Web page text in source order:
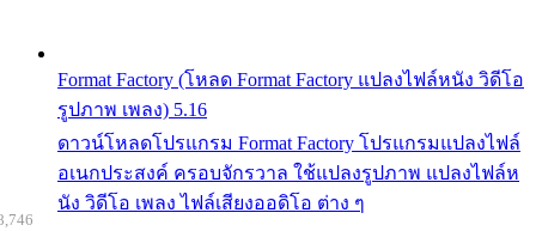
Format Factory (โหลด Format Factory แปลงไฟล์หนัง วิดีโอ
รูปภาพ เพลง) 5.16
ดาวน์โหลดโปรแกรม Format Factory โปรแกรมแปลงไฟล์
อเนกประสงค์ ครอบจักรวาล ใช้แปลงรูปภาพ แปลงไฟล์ห
นัง วิดีโอ เพลง ไฟล์เสียงออดิโอ ต่าง ๆ